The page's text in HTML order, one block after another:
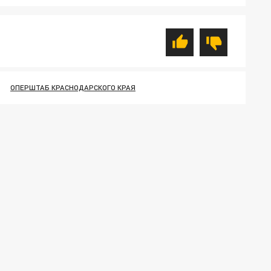
ОПЕРШТАБ КРАСНОДАРСКОГО КРАЯ